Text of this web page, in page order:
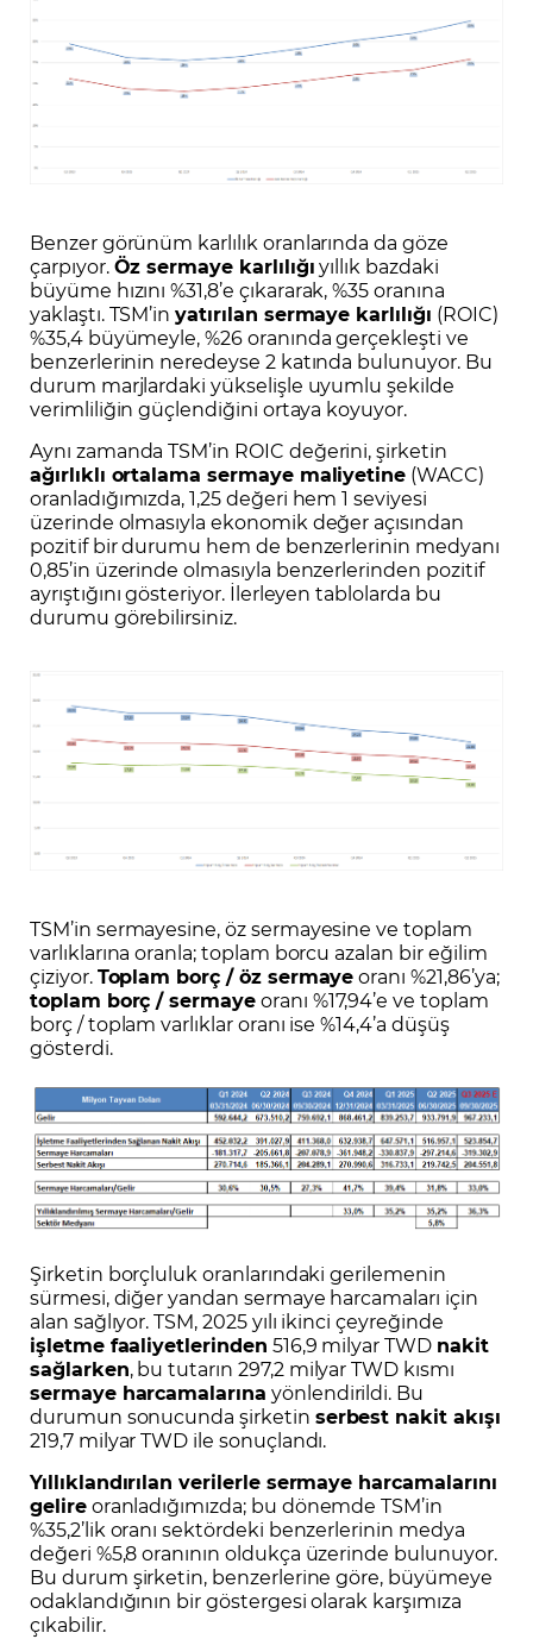
Benzer görünüm karlılık oranlarında da göze
çarpıyor.Öz sermaye karlılığıyıllık bazdaki
büyüme hızını %31,8’e çıkararak, %35 oranına
yaklaştı. TSM’inyatırılan sermaye karlılığı (ROIC)
%35,4 büyümeyle, %26 oranında gerçekleşti ve
benzerlerinin neredeyse 2 katında bulunuyor. Bu
durum marjlardaki yükselişle uyumlu şekilde
verimliliğin güçlendiğini ortaya koyuyor.
Aynı zamanda TSM’in ROIC değerini, şirketin
ağırlıklı ortalama sermaye maliyetine (WACC)
oranladığımızda, 1,25 değeri hem 1 seviyesi
üzerinde olmasıyla ekonomik değer açısından
pozitif bir durumu hem de benzerlerinin medyanı
0,85’in üzerinde olmasıyla benzerlerinden pozitif
ayrıştığını gösteriyor. İlerleyen tablolarda bu
durumu görebilirsiniz.
TSM’in sermayesine, öz sermayesine ve toplam
varlıklarına oranla; toplam borcu azalan bir eğilim
çiziyor.Toplam borç / öz sermayeoranı %21,86’ya;
toplam borç / sermayeoranı %17,94’e ve toplam
borç / toplam varlıklar oranı ise %14,4’a düşüş
gösterdi.
Şirketin borçluluk oranlarındaki gerilemenin
sürmesi, diğer yandan sermaye harcamaları için
alan sağlıyor. TSM, 2025 yılı ikinci çeyreğinde
işletme faaliyetlerinden 516,9 milyar TWD nakit
sağlarken, bu tutarın 297,2 milyar TWD kısmı
sermaye harcamalarına yönlendirildi. Bu
durumun sonucunda şirketin serbest nakit akışı
219,7 milyar TWD ile sonuçlandı.
Yıllıklandırılan verilerle sermaye harcamalarını
gelireoranladığımızda; bu dönemde TSM’in
%35,2’lik oranı sektördeki benzerlerinin medya
değeri %5,8 oranının oldukça üzerinde bulunuyor.
Bu durum şirketin, benzerlerine göre, büyümeye
odaklandığının bir göstergesi olarak karşımıza
çıkabilir.